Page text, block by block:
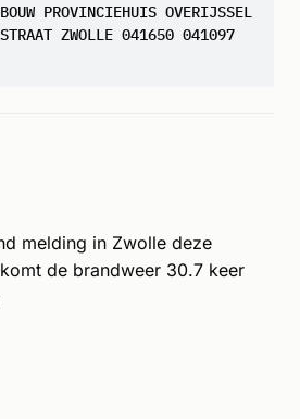
PROVINCIEHUIS OVERIJSSEL
ZWOLLE 041650 041097
melding in Zwolle deze
de brandweer 30.7 keer